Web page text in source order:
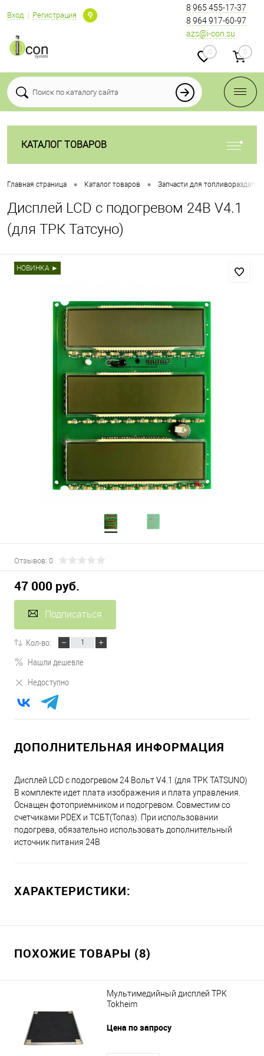
Вход Регистрация
8 965 455-17-37
8 964 917-60-97
azs@i-con.su
0 0
КАТАЛОГ ТОВАРОВ
Главная страница • Каталог товаров • Запчасти для
Дисплей LCD с подогревом 24В V4.1
(для ТРК Татсуно)
НОВИНКА ►
Отзывов: 0
47 000 руб.
Подписаться
Кол-во:
Нашли дешевле
Недоступно
ДОПОЛНИТЕЛЬНАЯ ИНФОРМАЦИЯ
Дисплей LCD с подогревом 24 Вольт V4.1 (для ТРК TATSUNO)
В комплекте идет плата изображения и плата управления.
Оснащен фотоприемником и подогревом. Совместим со
счетчиками PDEX и ТСБТ(Топаз). При использовании
подогрева, обязательно использовать дополнительный
источник питания 24В
ХАРАКТЕРИСТИКИ:
ПОХОЖИЕ ТОВАРЫ (8)
Мультимедийный дисплей ТРК
Tokheim
Цена по запросу